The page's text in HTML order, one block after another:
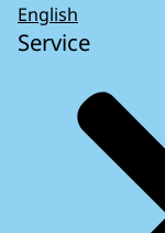
English
Service